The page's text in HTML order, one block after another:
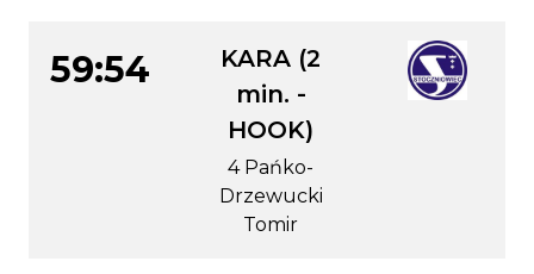
59:54
KARA (2
min. -
HOOK)
4 Pańko-
Drzewucki
Tomir